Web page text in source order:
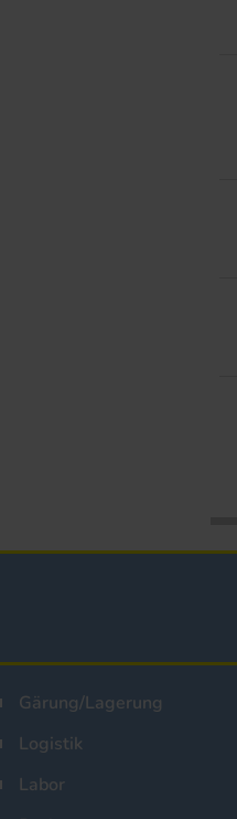
Gärung/Lagerung
Logistik
Labor